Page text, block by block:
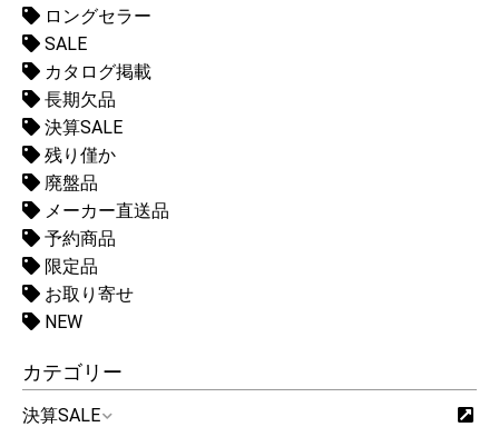
ロングセラー
SALE
カタログ掲載
長期欠品
決算SALE
残り僅か
廃盤品
メーカー直送品
予約商品
限定品
お取り寄せ
NEW
カテゴリー
決算SALE